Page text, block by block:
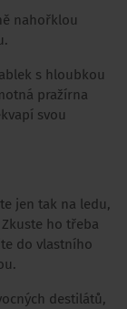
nahořklou
s hloubkou
pražírna
svou
jen tak na ledu,
ho třeba
do vlastního
destilátů,